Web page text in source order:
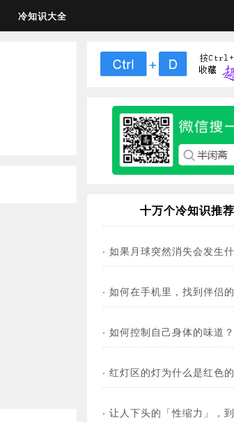
冷知识大全
十万个冷知识推荐
· 如果月球突然消失会发生
· 如何在手机里，找到伴侣的
· 如何控制自己身体的味道
· 红灯区的灯为什么是红色
· 让人下头的「性缩力」，